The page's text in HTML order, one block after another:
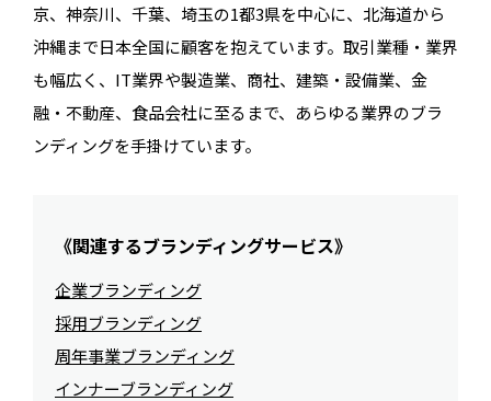
京、神奈川、千葉、埼玉の1都3県を中心に、北海道から
沖縄まで日本全国に顧客を抱えています。取引業種・業界
も幅広く、IT業界や製造業、商社、建築・設備業、金
融・不動産、食品会社に至るまで、あらゆる業界のブラ
ンディングを手掛けています。
《関連するブランディングサービス》
企業ブランディング
採用ブランディング
周年事業ブランディング
インナーブランディング